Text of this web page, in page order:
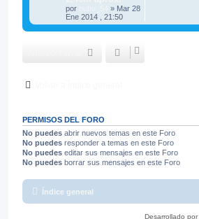
por » Mar 28
Ene 2014 , 21:50
PERMISOS DEL FORO
No puedes abrir nuevos temas en este Foro
No puedes responder a temas en este Foro
No puedes editar sus mensajes en este Foro
No puedes borrar sus mensajes en este Foro
Índice general
Desarrollado por